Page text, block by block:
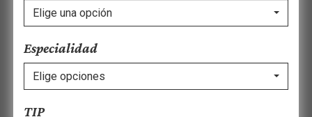
Elige una opción
Especialidad
Elige opciones
TIP